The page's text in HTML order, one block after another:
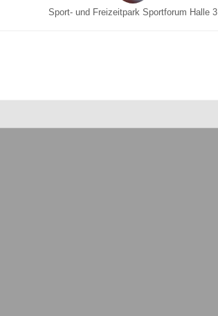
Sport- und Freizeitpark Sportforum Halle 3